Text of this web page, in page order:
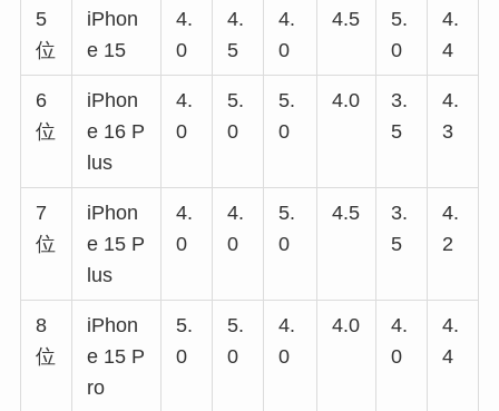
5
位
iPhon
e 15
4.
0
4.
5
4.
0
4.5
5.
0
4.
4
6
位
iPhon
e 16 P
lus
4.
0
5.
0
5.
0
4.0
3.
5
4.
3
7
位
iPhon
e 15 P
lus
4.
0
4.
0
5.
0
4.5
3.
5
4.
2
8
位
iPhon
e 15 P
ro
5.
0
5.
0
4.
0
4.0
4.
0
4.
4